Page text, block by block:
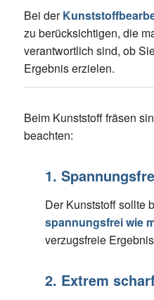
Bei der
zu berücksichtigen, die
verantwortlich sind, ob
Ergebnis erzielen.
Beim Kunststoff fräsen
beachten:
1.
Der Kunststoff sollte
spannungsfrei wie
verzugsfreie
2. Extrem